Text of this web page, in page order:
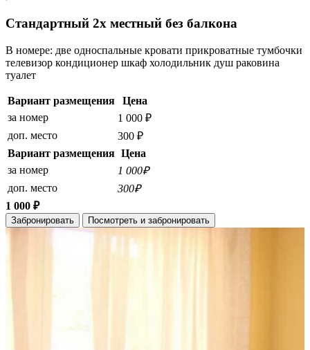
Стандартный 2х местный без балкона
В номере: две односпальные кровати прикроватные тумбочки
телевизор кондиционер шкаф холодильник душ раковина
туалет
Вариант размещения
Цена
за номер
1 000 ₽
доп. место
300 ₽
Вариант размещения Цена
за номер
1 000₽
доп. место
300₽
1 000 ₽
Забронировать Посмотреть и забронировать